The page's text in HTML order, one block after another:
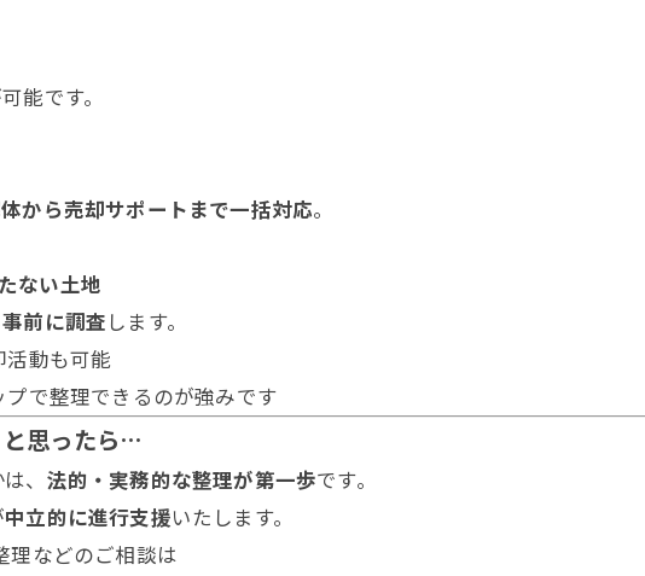
能です。
から売却サポートまで一括対応。
ない土地
前に調査 します。
活動も可能
で整理できるのが強みです
思ったら…
、 法的・実務的な整理が第一歩です。
中立的に進行支援いたします。
などのご相談は